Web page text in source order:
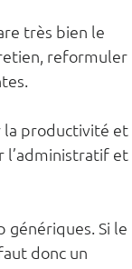
très bien le
reformuler
la productivité et
l’administratif et
génériques. Si le
donc un